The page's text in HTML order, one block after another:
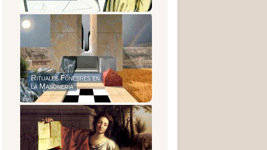
Rituales Fúnebres en
la Masonería